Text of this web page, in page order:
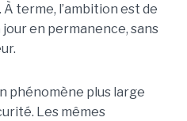
À terme, l’ambition est de
en permanence, sans
phénomène plus large
Les mêmes